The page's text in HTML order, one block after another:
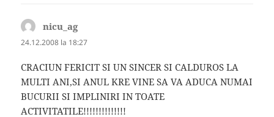
nicu_agspune:
24.12.2008 la 18:27
CRACIUN FERICIT SI UN SINCER SI CALDUROS LA
MULTI ANI,SI ANUL KRE VINE SA VA ADUCA NUMAI
BUCURII SI IMPLINIRI IN TOATE
ACTIVITATILE!!!!!!!!!!!!!!